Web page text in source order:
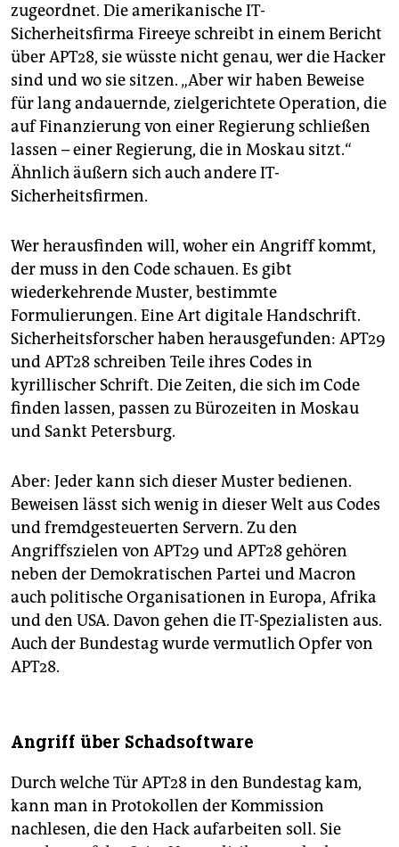
zugeordnet. Die amerikanische IT-
Sicherheitsfirma Fire­eye schreibt in einem Bericht
über APT28, sie wüsste nicht genau, wer die Hacker
sind und wo sie sitzen. „Aber wir haben Beweise
für lang andauernde, zielgerichtete Operation, die
auf Finanzierung von einer Regierung schließen
lassen – einer Regierung, die in Moskau sitzt.“
Ähnlich äußern sich auch andere IT-
Sicherheitsfirmen.
Wer herausfinden will, woher ein Angriff kommt,
der muss in den Code schauen. Es gibt
wiederkehrende Muster, bestimmte
Formulierungen. Eine Art digitale Handschrift.
Sicherheitsforscher haben herausgefunden: APT29
und APT28 schreiben Teile ihres Codes in
kyrillischer Schrift. Die Zeiten, die sich im Code
finden lassen, passen zu Bürozeiten in Moskau
und Sankt Petersburg.
Aber: Jeder kann sich dieser Muster bedienen.
Beweisen lässt sich wenig in dieser Welt aus Codes
und fremdgesteuerten Servern. Zu den
Angriffszielen von APT29 und APT28 gehören
neben der Demokratischen Partei und Macron
auch politische Organisationen in Europa, Afrika
und den USA. Davon gehen die IT-Spezialisten aus.
Auch der Bundestag wurde vermutlich Opfer von
APT28.
Angriff über Schadsoftware
Durch welche Tür APT28 in den Bundestag kam,
kann man in Protokollen der Kommission
nachlesen, die den Hack aufarbeiten soll. Sie